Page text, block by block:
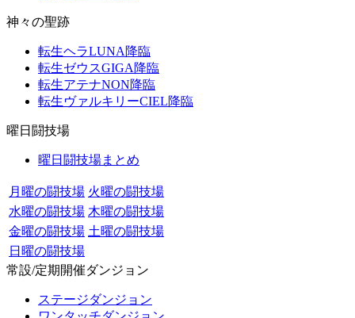
神々の聖跡
転生ヘラLUNA降臨
転生ゼウスGIGA降臨
転生アテナNON降臨
転生ヴァルキリーCIEL降臨
曜日闘技場
曜日闘技場まとめ
月曜の闘技場 火曜の闘技場
水曜の闘技場 木曜の闘技場
金曜の闘技場 土曜の闘技場
日曜の闘技場
常設/定期開催ダンジョン
ステージダンジョン